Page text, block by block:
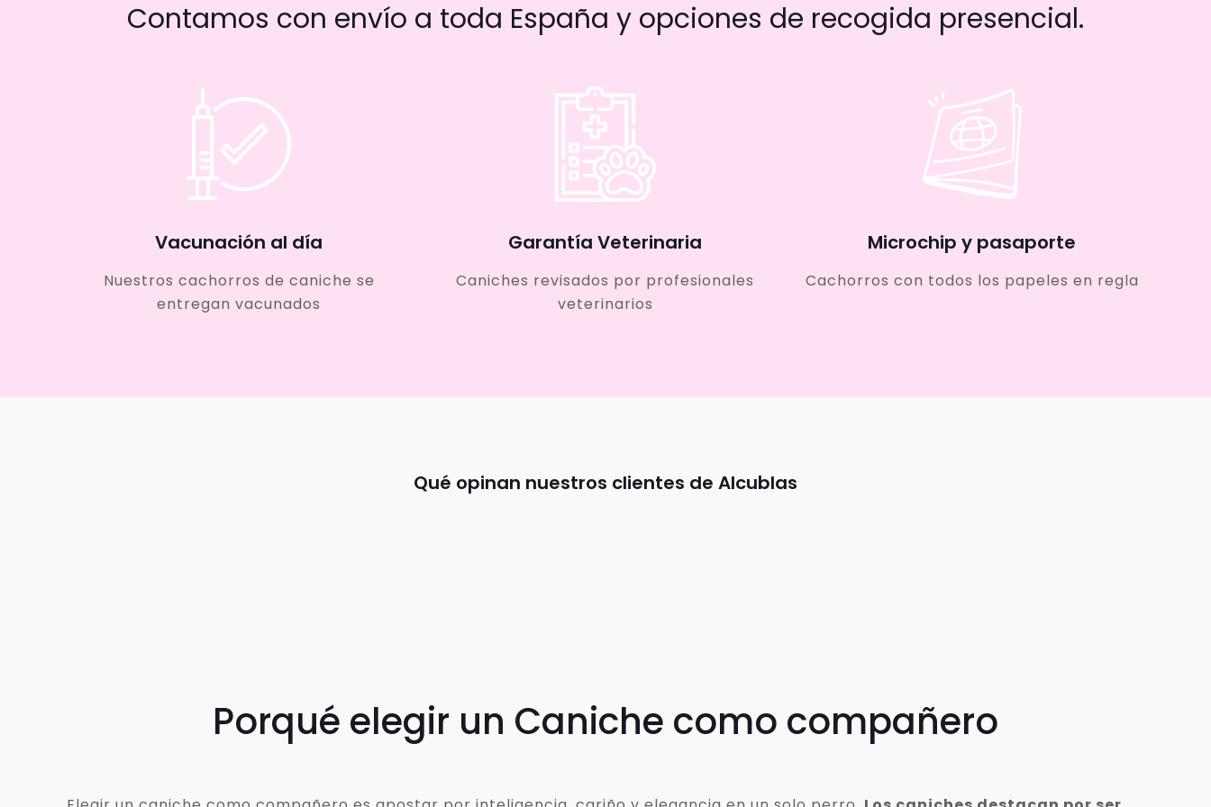
Contamos con envío a toda España y opciones de recogida presencial.
Vacunación al día
Nuestros cachorros de caniche se
entregan vacunados
Garantía Veterinaria
Caniches revisados por profesionales
veterinarios
Microchip y pasaporte
Cachorros con todos los papeles en regla
Qué opinan nuestros clientes de Alcublas
Porqué elegir un Caniche como compañero